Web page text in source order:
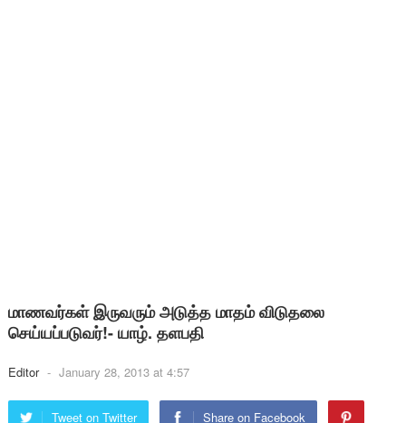
மாணவர்கள் இருவரும் அடுத்த மாதம் விடுதலை
செய்யப்படுவர்!- யாழ். தளபதி
Editor - January 28, 2013 at 4:57
Tweet on Twitter Share on Facebook